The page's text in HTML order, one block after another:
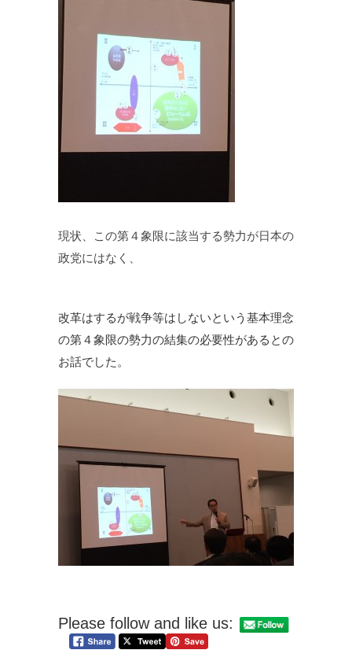
現状、この第４象限に該当する勢力が日本の
政党にはなく、
改革はするが戦争等はしないという基本理念
の第４象限の勢力の結集の必要性があるとの
お話でした。
Please follow and like us: